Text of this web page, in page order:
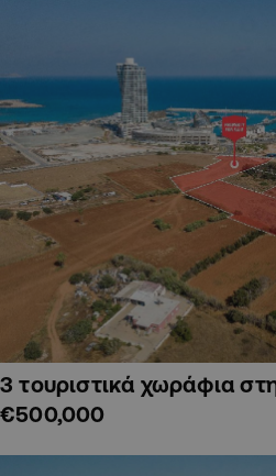
3 τουριστικά χωράφια
€500,000